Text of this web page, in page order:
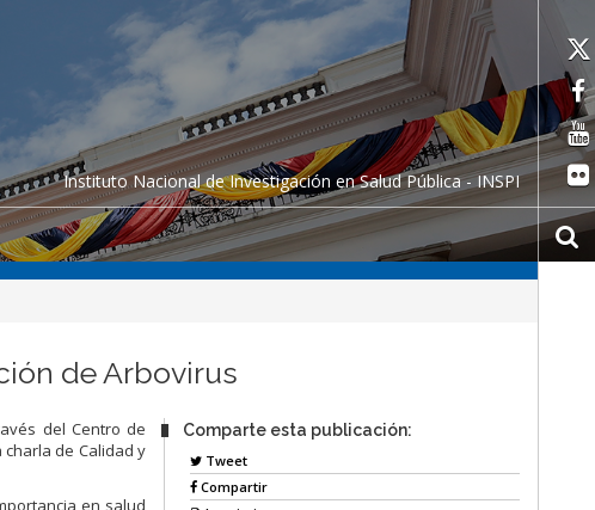
Instituto Nacional de Investigación en Salud Pública - INSPI
de Arbovirus
del Centro de
de Calidad y
en salud
Comparte esta publicación:
Tweet
Compartir